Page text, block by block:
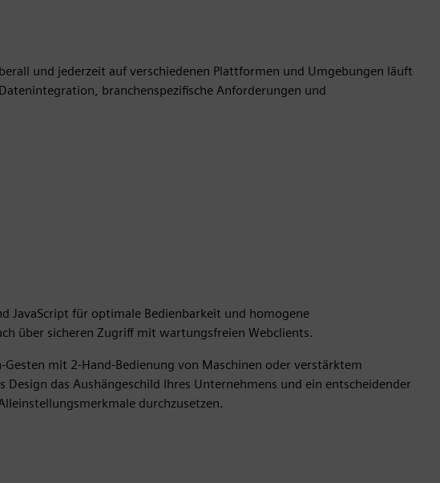
und jederzeit auf verschiedenen Plattformen und Umgebungen läuft
branchenspezifische Anforderungen und
JavaScript für optimale Bedienbarkeit und homogene
über sicheren Zugriff mit wartungsfreien Webclients.
mit 2-Hand-Bedienung von Maschinen oder verstärktem
das Aushängeschild Ihres Unternehmens und ein entscheidender
durchzusetzen.